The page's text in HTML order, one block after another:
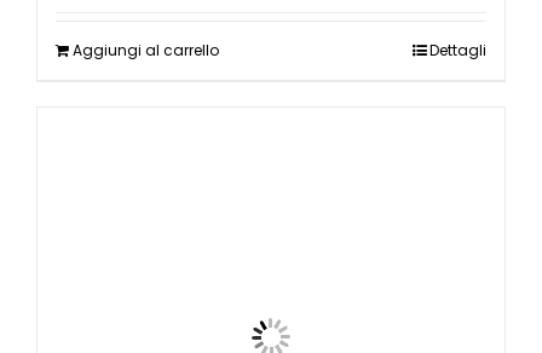
Aggiungi al carrello Dettagli